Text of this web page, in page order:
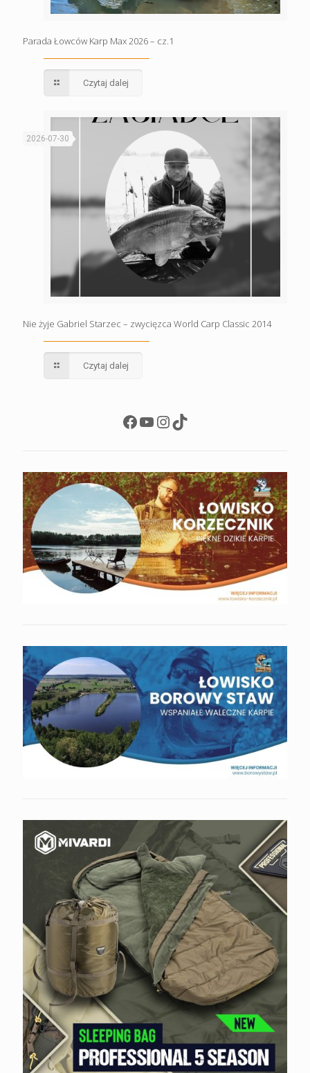
Parada Łowców Karp Max 2026 – cz.1
Czytaj dalej
2026-07-30
Nie żyje Gabriel Starzec – zwycięzca World Carp Classic 2014
Czytaj dalej
Facebook
YouTube
Instagram
TikTok